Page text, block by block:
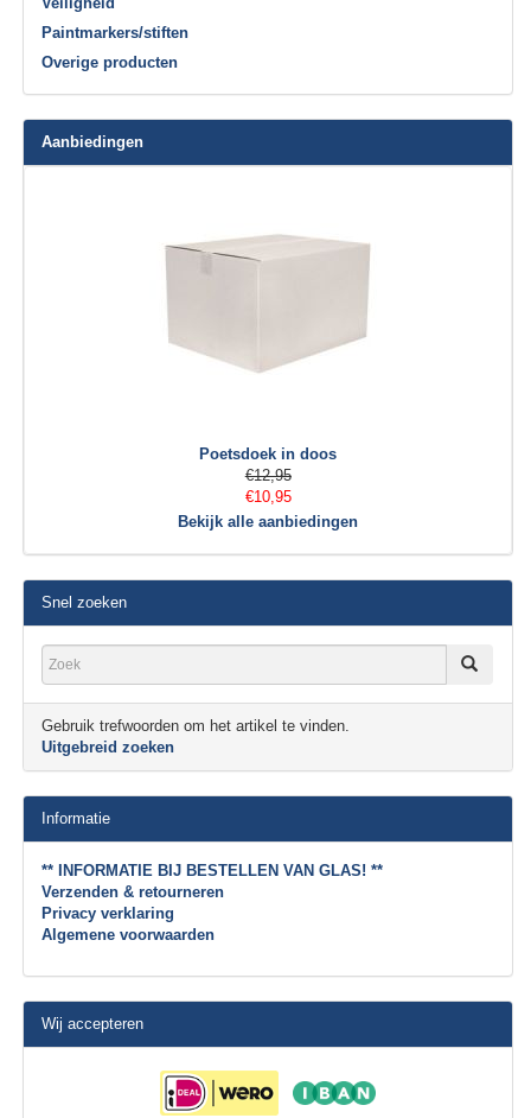
Paintmarkers/stiften
Overige producten
Aanbiedingen
Poetsdoek in doos
€12,95
€10,95
Bekijk alle aanbiedingen
Snel zoeken
Gebruik trefwoorden om het artikel te vinden.
Uitgebreid zoeken
Informatie
** INFORMATIE BIJ BESTELLEN VAN GLAS! **
Verzenden & retourneren
Privacy verklaring
Algemene voorwaarden
Wij accepteren